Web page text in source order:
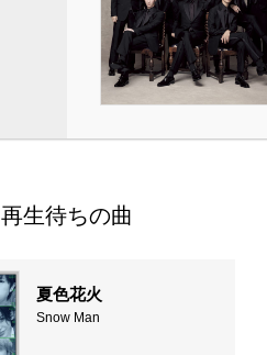
再生待ちの曲
夏色花火
Snow Man